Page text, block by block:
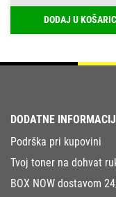
DODAJ U
DODATNE
Podrška pri kupovini
Tvoj toner na dohvat
BOX NOW dostavom